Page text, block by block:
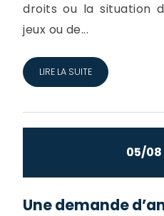
droits ou la situation
jeux ou de...
LIRE LA SUITE
05/08
Une demande